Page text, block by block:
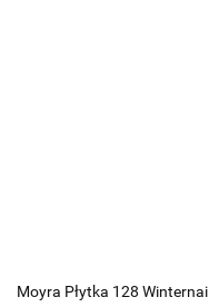
Moyra Płytka 128 Winternail